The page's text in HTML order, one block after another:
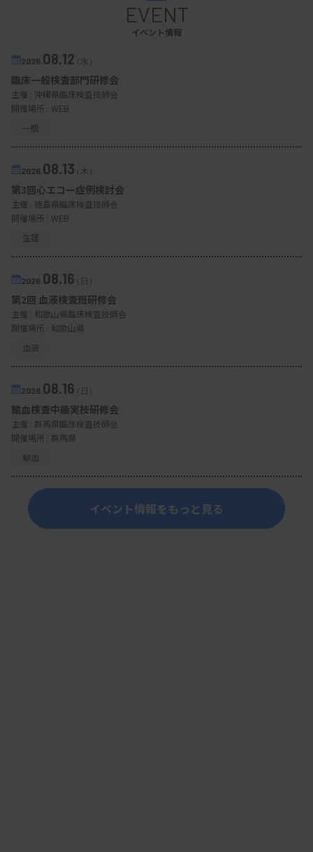
EVENT
イベント情報
2026. 08.12（水）
臨床一般検査部門研修会
主催 : 沖縄県臨床検査技師会
開催場所 : WEB
一般
2026. 08.13（木）
第3回心エコー症例検討会
主催 : 徳島県臨床検査技師会
開催場所 : WEB
生理
2026. 08.16（日）
第2回 血液検査班研修会
主催 : 和歌山県臨床検査技師会
開催場所 : 和歌山県
血液
2026. 08.16（日）
輸血検査中級実技研修会
主催 : 群馬県臨床検査技師会
開催場所 : 群馬県
輸血
イベント情報をもっと見る